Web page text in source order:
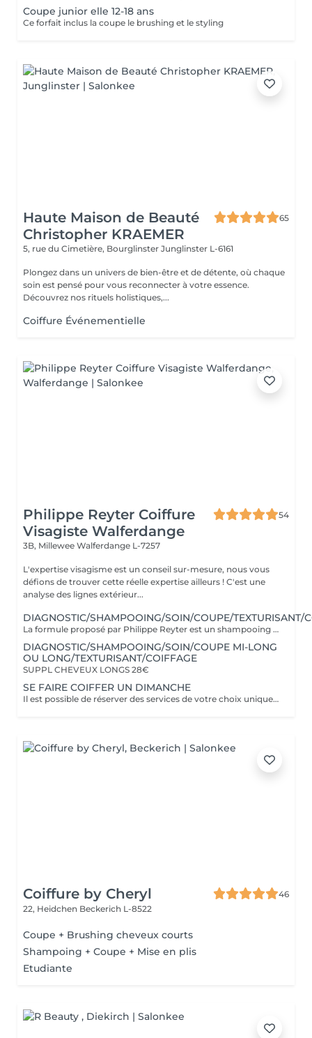
Coupe junior elle 12-18 ans
Ce forfait inclus la coupe le brushing et le styling
Haute Maison de Beauté
Christopher KRAEMER
65
5, rue du Cimetière, Bourglinster Junglinster L-6161
Plongez dans un univers de bien-être et de détente, où chaque
soin est pensé pour vous reconnecter à votre essence.
Découvrez nos rituels holistiques,...
Coiffure Événementielle
Philippe Reyter Coiffure
Visagiste Walferdange
54
3B, Millewee Walferdange L-7257
L'expertise visagisme est un conseil sur-mesure, nous vous
défions de trouver cette réelle expertise ailleurs ! C'est une
analyse des lignes extérieur...
DIAGNOSTIC/SHAMPOOING/SOIN/COUPE/TEXTURISANT/
La formule proposé par Philippe Reyter est un shampooing adapté, une coupe et un brushing selon votre souhait.Pour votre shampooing nous effectuerons un massage du cuir chevelu. Avant de commencer, Philippe vous proposera un pré-diagnostic de structure de coupe afin de mieux vous connaitre et de vous faire des propositions.
DIAGNOSTIC/SHAMPOOING/SOIN/COUPE MI-LONG
OU LONG/TEXTURISANT/COIFFAGE
SUPPL CHEVEUX LONGS 28€
SE FAIRE COIFFER UN DIMANCHE
Il est possible de réserver des services de votre choix uniquement avec PHILIPPE les Dimanches, veuillez nous contacter pour votre demande.
Coiffure by Cheryl
46
22, Heidchen Beckerich L-8522
Coupe + Brushing cheveux courts
Shampoing + Coupe + Mise en plis
Etudiante